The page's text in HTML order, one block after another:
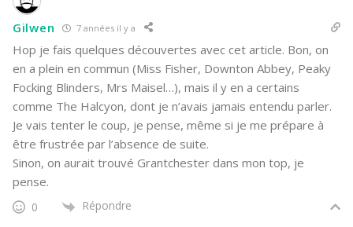
Gilwen 7 années il y a
Hop je fais quelques découvertes avec cet article. Bon, on
en a plein en commun (Miss Fisher, Downton Abbey, Peaky
Focking Blinders, Mrs Maisel…), mais il y en a certains
comme The Halcyon, dont je n’avais jamais entendu parler.
Je vais tenter le coup, je pense, même si je me prépare à
être frustrée par l’absence de suite.
Sinon, on aurait trouvé Grantchester dans mon top, je
pense.
0 Répondre